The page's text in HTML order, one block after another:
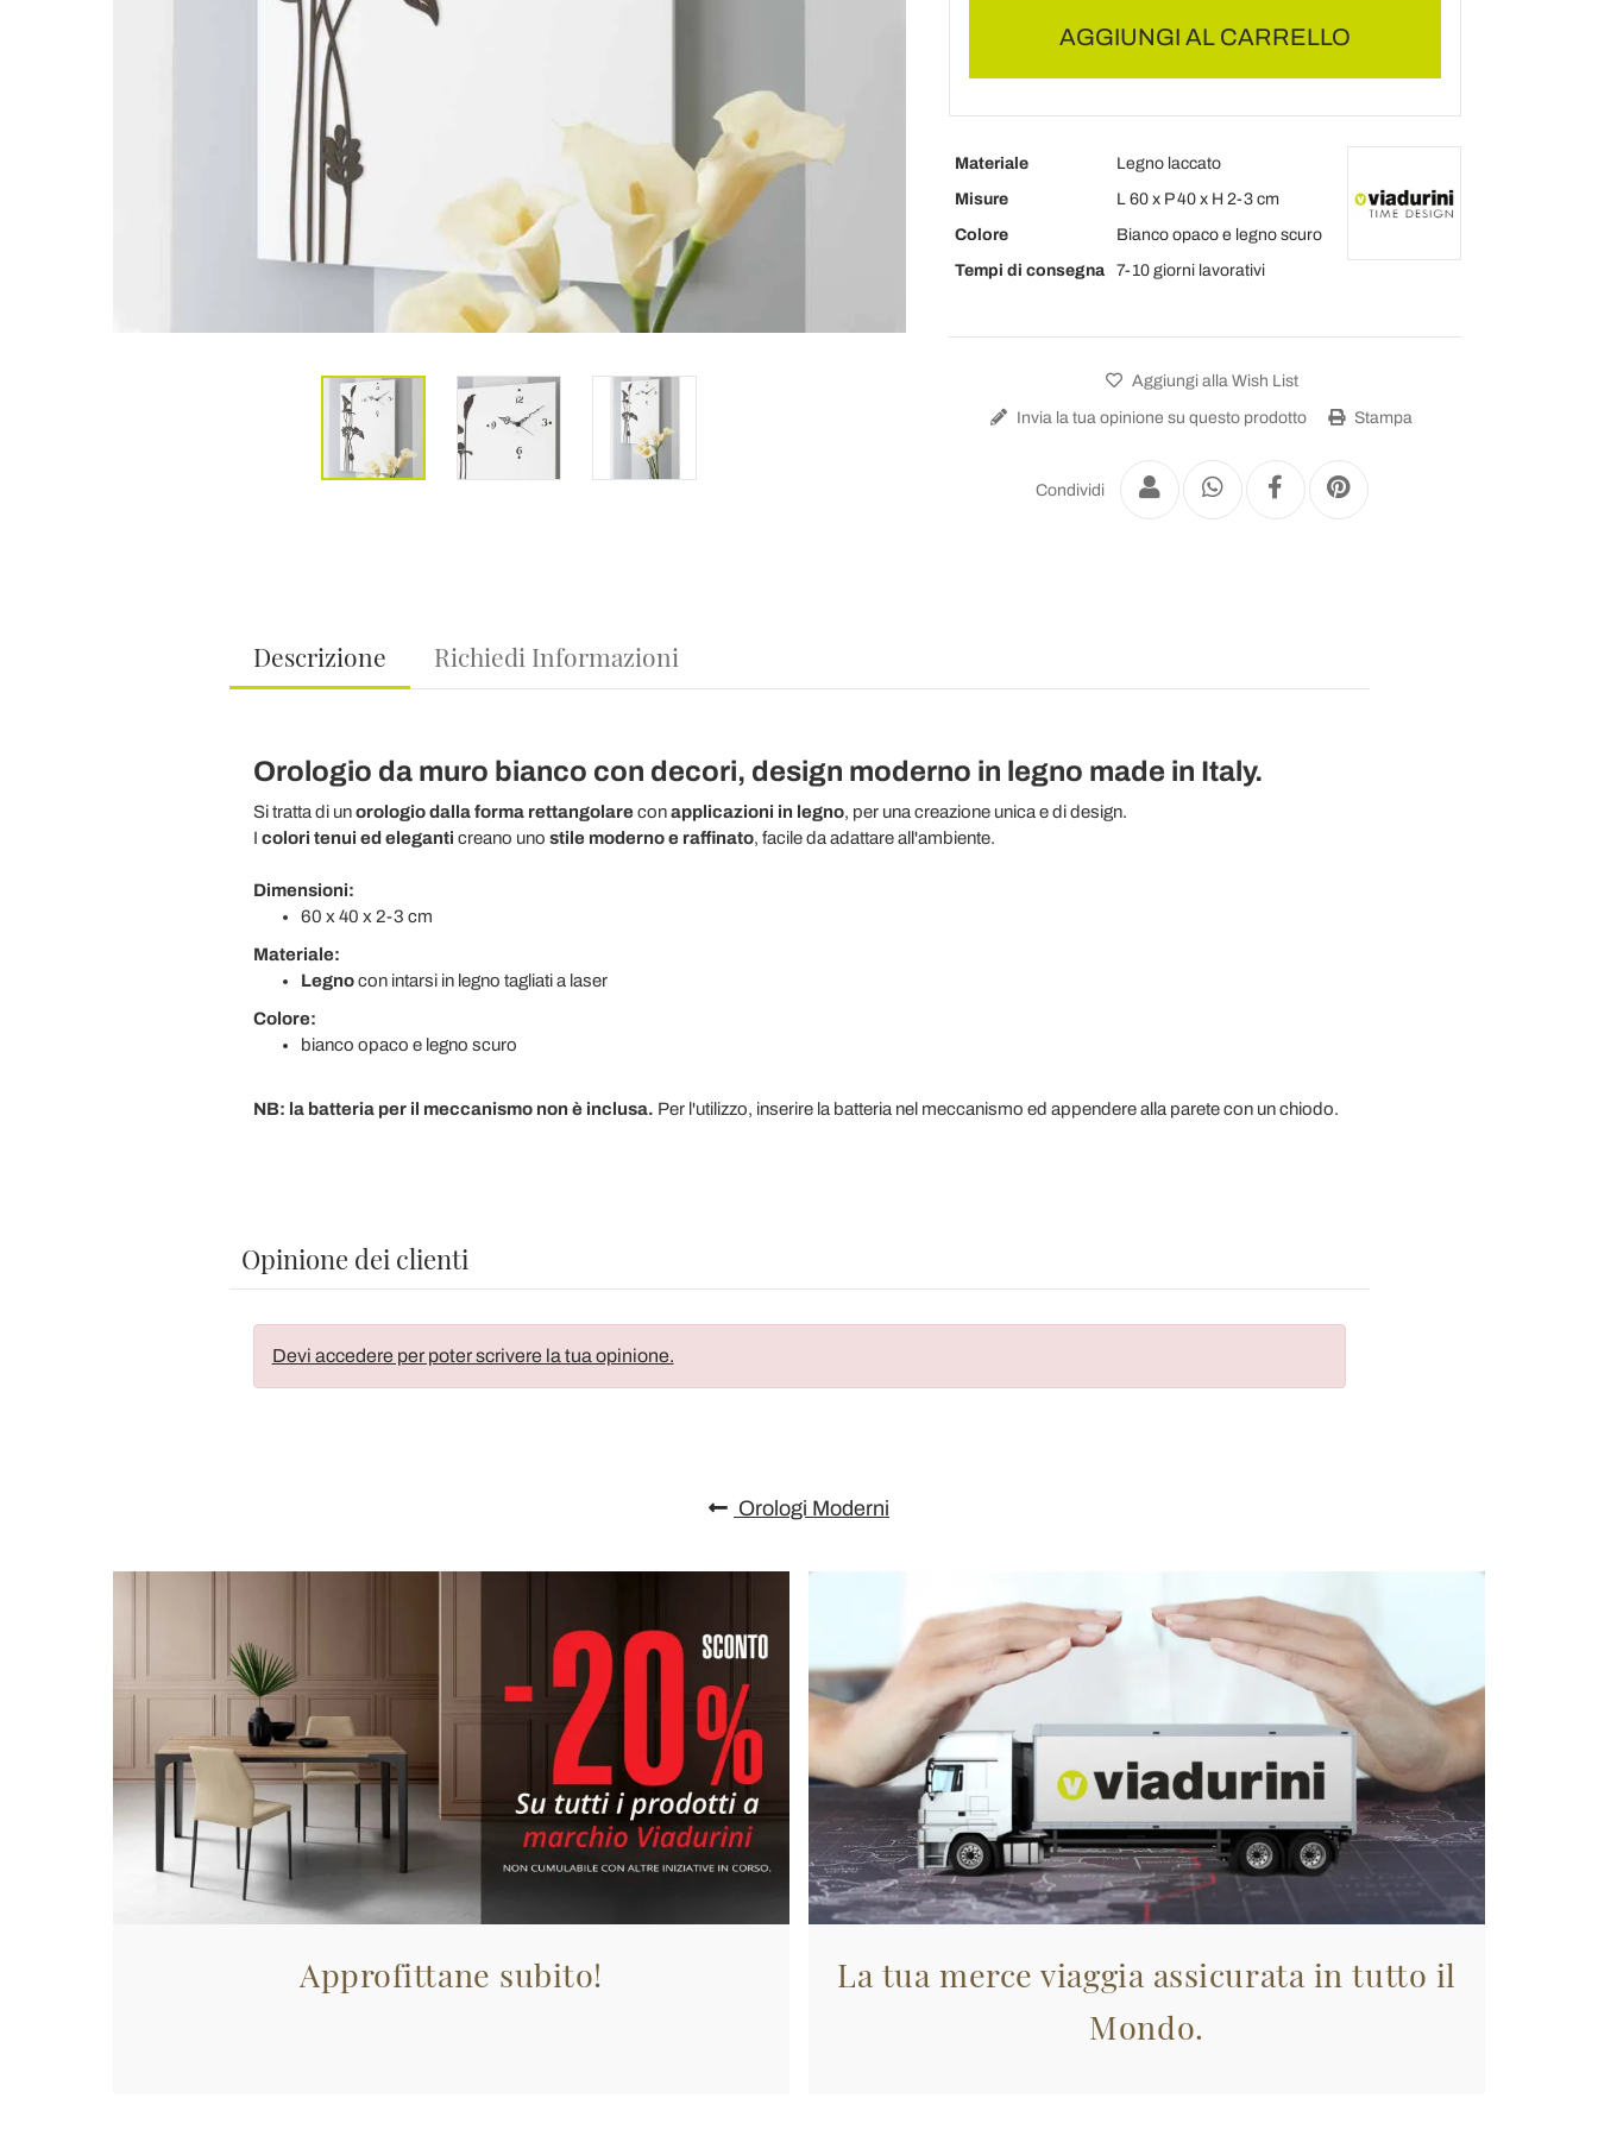
AGGIUNGI AL CARRELLO
Materiale
Legno laccato
Misure
L 60 x P 40 x H 2-3 cm
Colore
Bianco opaco e legno scuro
Tempi di consegna
7-10 giorni lavorativi
Aggiungi alla Wish List
Invia la tua opinione su questo prodotto Stampa
Condividi
Descrizione Richiedi Informazioni
Orologio da muro bianco con decori, design moderno in legno made in Italy.
Si tratta di unorologio dalla forma rettangolareconapplicazioni in legno, per una creazione unica e di design.
I colori tenui ed eleganti creano uno stile moderno e raffinato, facile da adattare all'ambiente.
Dimensioni:
60 x 40 x 2-3 cm
Materiale:
Legno con intarsi in legno tagliati a laser
Colore:
bianco opaco e legno scuro
NB: la batteria per il meccanismo non è inclusa. Per l'utilizzo, inserire la batteria nel meccanismo ed appendere alla parete con un chiodo.
Opinione dei clienti
Devi accedere per poter scrivere la tua opinione.
Orologi Moderni
Approfittane subito!
La tua merce viaggia assicurata in tutto il
Mondo.